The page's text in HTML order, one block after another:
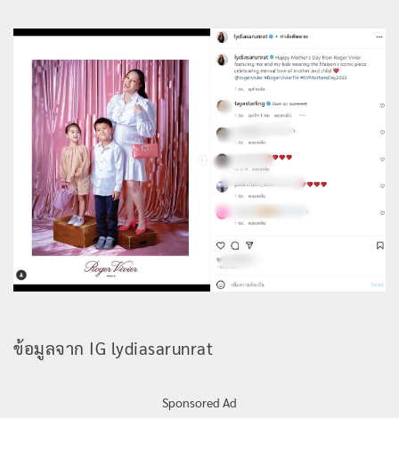
ข้อมูลจาก IG lydiasarunrat
Sponsored Ad